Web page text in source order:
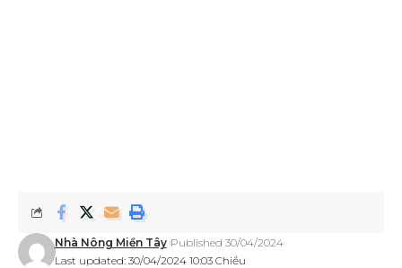
Last updated: 30/04/2024 10:03 Chiều
Nhà Nông Miền Tây Published 30/04/2024